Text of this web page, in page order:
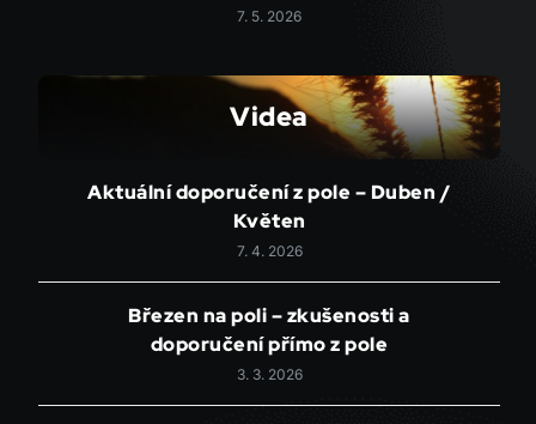
7. 5. 2026
Videa
Aktuální doporučení z pole – Duben /
Květen
7. 4. 2026
Březen na poli – zkušenosti a
doporučení přímo z pole
3. 3. 2026